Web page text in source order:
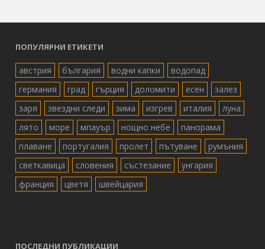
ПОПУЛЯРНИ ЕТИКЕТИ
австрия българия водни капки
водопад
германия
град гърция доломити есен
залез
заря
звездни следи зима изгрев италия
луна
лято
море мпауър нощно небе
панорама
плаване
португалия пролет пътуване
румъния
светкавица
словения състезание
унгария
франция
цветя швейцария
ПОСЛЕДНИ ПУБЛИКАЦИИ